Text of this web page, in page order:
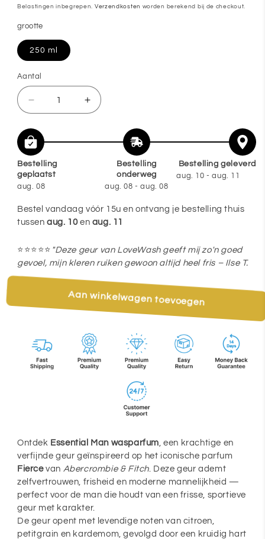
prijs
Belastingen inbegrepen. Verzendkosten worden berekend bij de checkout.
grootte
250 ml
Aantal
Aantal
Aantal
voor
🧴
ESSENTIAL
MAN
wasparfum
–
op
Abercrombie
&amp;
Aantal
voor
ESSENTIAL
MAN
wasparfum
–
op
Abercrombie
&amp;
Fitch
Bestelling
geplaatst
aug. 08
Bestelling
onderweg
aug. 08 - aug. 08
Bestelling geleverd
aug. 10 - aug. 11
Bestel vandaag vóór 15u en ontvang je bestelling thuis
tussenaug. 10en aug. 11
⭐⭐⭐⭐⭐ "Deze geur van LoveWash geeft mij zo'n goed
gevoel, mijn kleren ruiken gewoon altijd heel fris – Ilse T.
Aan winkelwagen toevoegen
Ontdek Essential Man wasparfum, een krachtige en
verfijnde geur geïnspireerd op het iconische parfum
Fiercevan Abercrombie & Fitch. Deze geur ademt
zelfvertrouwen, frisheid en moderne mannelijkheid —
perfect voor de man die houdt van een frisse, sportieve
geur met karakter.
De geur opent met levendige noten van citroen,
petitgrain en kardemom, gevolgd door een kruidig hart